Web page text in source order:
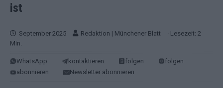
ist
September 2025 Redaktion | Münchener Blatt
· Lesezeit: 2
Min.
WhatsApp kontaktieren folgen
folgen
abonnieren
Newsletter abonnieren